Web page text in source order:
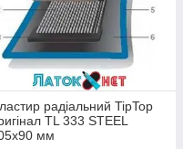
радіальний TipTop
TL 333 STEEL
мм